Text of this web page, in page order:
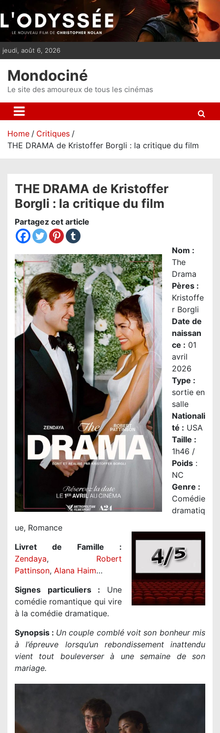
i
p
t
n
jeudi, août 6, 2026
Mondociné
Le site des amoureux de tous les cinémas
Home
Critiques
THE DRAMA de Kristoffer Borgli : la critique du film
THE DRAMA de Kristoffer
Borgli : la critique du film
Partagez cet article
Nom :
The
Drama
Pères :
Kristoffe
r Borgli
Date de
naissan
ce : 01
avril
2026
Type :
sortie en
salle
Nationali
té : USA
Taille :
1h46 /
Poids :
NC
Genre :
Comédie
dramatiq
ue, Romance
Livret de Famille :
Zendaya, Robert
Pattinson, Alana Haim…
Signes particuliers : Une
comédie romantique qui vire
à la comédie dramatique.
Synopsis : Un couple comblé voit son bonheur mis
à l’épreuve lorsqu’un rebondissement inattendu
vient tout bouleverser à une semaine de son
mariage.